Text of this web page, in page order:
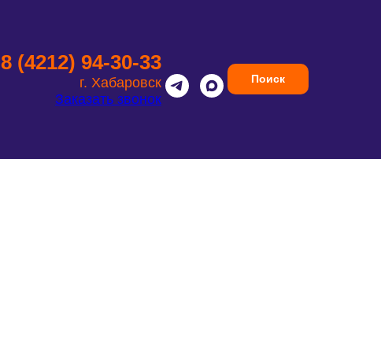
8 (4212) 94-30-33
г. Хабаровск
Заказать звонок
Поиск